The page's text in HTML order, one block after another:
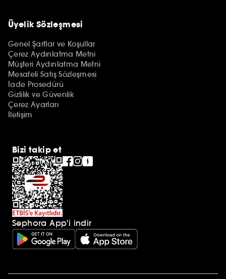
Üyelik Sözleşmesi
Genel Şartlar ve Koşullar
Çerez Aydınlatma Metni
Müşteri Aydınlatma Metni
Mesafeli Satış Sözleşmesi
İade Prosedürü
Gizlilik ve Güvenlik
Çerez Ayarları
İletişim
Bizi takip et
Sephora App'i indir